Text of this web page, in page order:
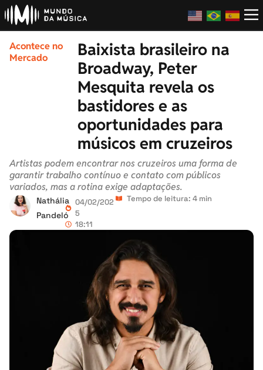
Acontece no
Mercado
Baixista brasileiro na
Broadway, Peter
Mesquita revela os
bastidores e as
oportunidades para
músicos em cruzeiros
Artistas podem encontrar nos cruzeiros uma forma de
garantir trabalho contínuo e contato com públicos
variados, mas a rotina exige adaptações.
Nathália
Pandeló
04/02/202
5
18:11
Tempo de leitura: 4 min